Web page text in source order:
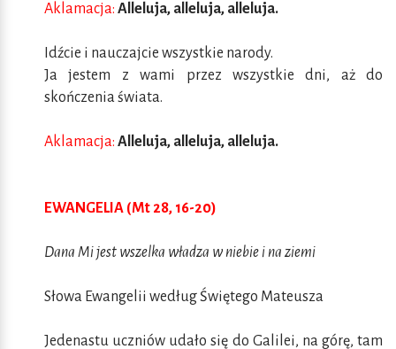
Aklamacja: Alleluja, alleluja, alleluja.
Idźcie i nauczajcie wszystkie narody.
Ja jestem z wami przez wszystkie dni, aż do
skończenia świata.
Aklamacja: Alleluja, alleluja, alleluja.
EWANGELIA (Mt 28, 16-20)
Dana Mi jest wszelka władza w niebie i na ziemi
Słowa Ewangelii według Świętego Mateusza
Jedenastu uczniów udało się do Galilei, na górę, tam